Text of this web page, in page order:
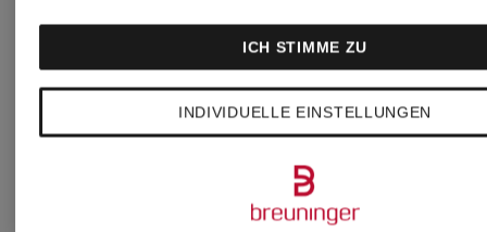
UNISEX
76,99 €
Bestpreis:
UNISEX
55,99 €
Bestpreis:
INDIVIDUELLE EINSTELLUNGEN
ICH STIMME ZU